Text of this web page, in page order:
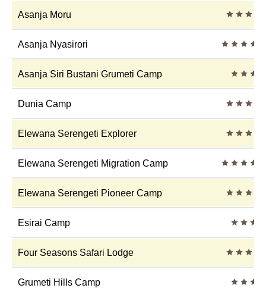
Asanja Moru 4 Sterne
Asanja Nyasirori 5 Sterne
Asanja Siri Bustani Grumeti Camp 3
Dunia Camp 4 Sterne
Elewana Serengeti Explorer 4 Sterne
Elewana Serengeti Migration Camp 5 Sterne
Elewana Serengeti Pioneer Camp 4 Sterne
Esirai Camp 3
Four Seasons Safari Lodge 4 Sterne
Grumeti Hills Camp 3